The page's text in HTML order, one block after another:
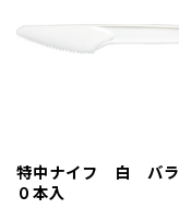
特中ナイフ 白 バ
０本入